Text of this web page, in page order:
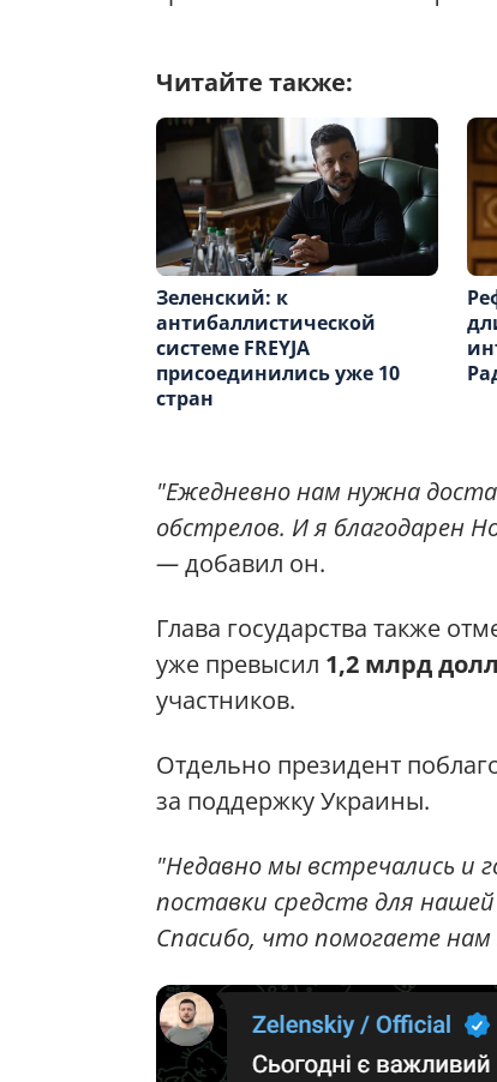
Читайте также:
Зеленский: к
антибаллистической
системе FREYJA
присоединились уже 10
стран
"Ежедневно нам нужна
обстрелов. И я благодарен
—добавил он.
Глава государства также
уже превысил 1,2 млрд
участников.
Отдельно президент
за поддержку Украины.
"Недавно мы встречались и
поставки средств для
Спасибо, что помогаете